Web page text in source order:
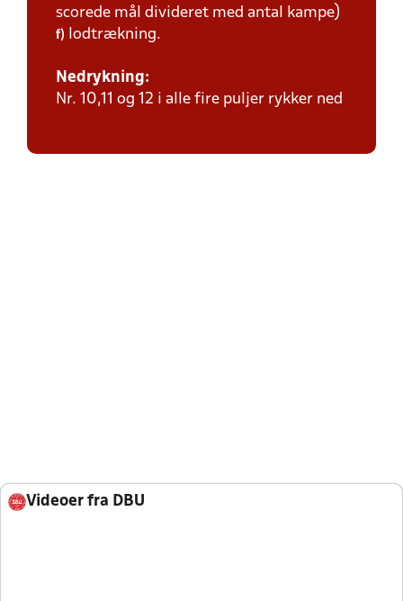
scorede mål divideret med antal kampe)
f) lodtrækning.
Nedrykning:
Nr. 10,11 og 12 i alle fire puljer rykker ned
Videoer fra DBU